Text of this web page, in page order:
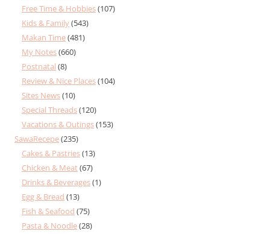
Free Time & Hobbies(107)
Kids & Family(543)
Makan Time(481)
My Notes(660)
Postnatal (8)
Review & Nice Places(104)
Sites News(10)
Special Threads(120)
Vacations & Outings(153)
SawaRecepe(235)
Cakes & Pastries(13)
Chicken & Meat(67)
Drinks & Beverages(1)
Egg & Bread (13)
Fish & Seafood (75)
Pasta & Noodle(28)